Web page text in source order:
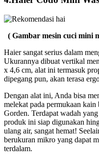
( Gambar mesin cuci mini
Haier sangat serius dalam
Ukurannya dibuat vertikal
x 4,6 cm, alat ini termasuk
dipegang pun, akan terasa
Dengan alat ini, Anda bisa
melekat pada permukaan kain
Gorden. Terdapat wadah
produk ini siap digunakan
ulang air, sangat hemat!
berukuran mikro yang dapat
terdalam.